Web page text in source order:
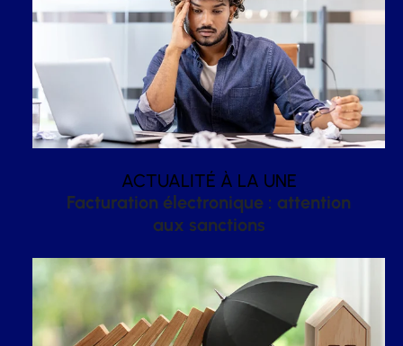
ACTUALITÉ À LA UNE
Facturation électronique : attention
aux sanctions